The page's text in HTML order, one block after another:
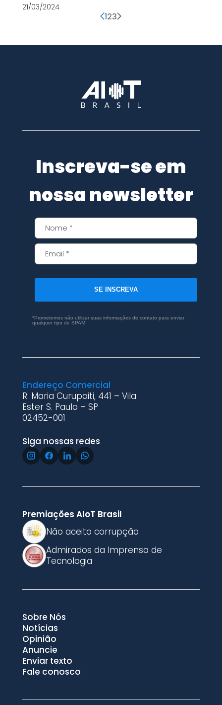
21/03/2024
123
Inscreva-se em
nossa newsletter
SE INSCREVA
*Prometemos não utilizar suas informações de contato para enviar
qualquer tipo de SPAM.
Endereço Comercial
R. Maria Curupaiti, 441 – Vila
Ester S. Paulo – SP
02452-001
Siga nossas redes
Premiações AIoT Brasil
Não aceito corrupção
Admirados da Imprensa de
Tecnologia
Sobre Nós
Notícias
Opinião
Anuncie
Enviar texto
Fale conosco